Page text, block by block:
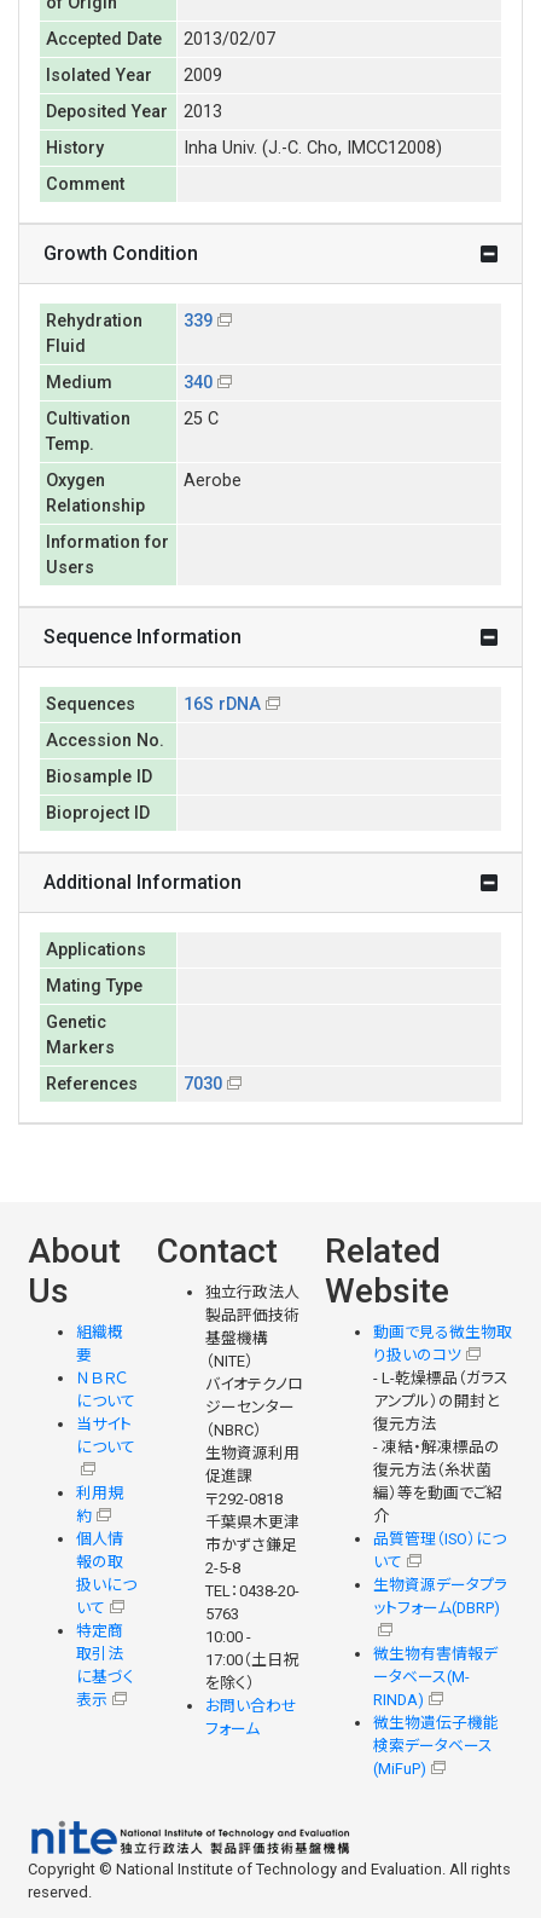
Accepted Date
2013/02/07
Isolated Year
2009
Deposited Year
2013
History
Inha Univ. (J.-C. Cho, IMCC12008)
Comment
Growth Condition
Rehydration
Fluid
339
Medium
340
Cultivation
Temp.
25 C
Oxygen
Relationship
Aerobe
Information for
Users
Sequence Information
Sequences
16S rDNA
Accession No.
Biosample ID
Bioproject ID
Additional Information
Applications
Mating Type
Genetic
Markers
References
7030
About
Us
組織概
要
ＮＢＲＣ
について
当サイト
について
利用規
約
個人情
報の取
扱いにつ
いて
特定商
取引法
に基づく
表示
Contact
独立行政法人
製品評価技術
基盤機構
（NITE）
バイオテクノロ
ジーセンター
（NBRC）
生物資源利用
促進課
〒292-0818
千葉県木更津
市かずさ鎌足
2-5-8
TEL：0438-20-
5763
10:00 -
17:00（土日祝
を除く）
お問い合わせ
フォーム
Related
Website
動画で見る微生物取
り扱いのコツ
- L-乾燥標品（ガラス
アンプル）の開封と
復元方法
- 凍結・解凍標品の
復元方法（糸状菌
編）等を動画でご紹
介
品質管理（ISO）につ
いて
生物資源データプラ
ットフォーム(DBRP)
微生物有害情報デ
ータベース(M-
RINDA)
微生物遺伝子機能
検索データベース
(MiFuP)
Copyright © National Institute of Technology and Evaluation. All rights
reserved.